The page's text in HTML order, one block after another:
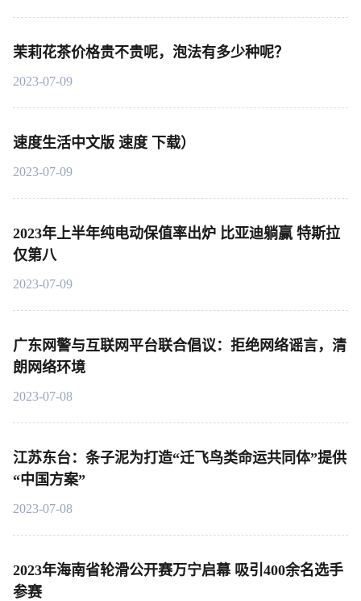
茉莉花茶价格贵不贵呢，泡法有多少种呢？
2023-07-09
速度生活中文版 速度 下载）
2023-07-09
2023年上半年纯电动保值率出炉 比亚迪躺赢 特斯拉
仅第八
2023-07-09
广东网警与互联网平台联合倡议：拒绝网络谣言，清
朗网络环境
2023-07-08
江苏东台：条子泥为打造“迁飞鸟类命运共同体”提供
“中国方案”
2023-07-08
2023年海南省轮滑公开赛万宁启幕 吸引400余名选手
参赛